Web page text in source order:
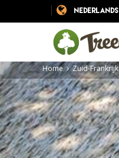
NEDERLANDS
Home Zuid-Frankrijk